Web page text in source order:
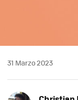
31 Marzo 2023